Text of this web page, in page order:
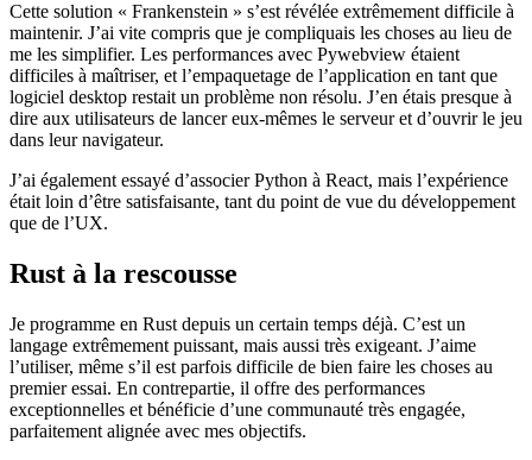
Cette solution « Frankenstein » s’est révélée extrêmement difficile à
maintenir. J’ai vite compris que je compliquais les choses au lieu de
me les simplifier. Les performances avec Pywebview étaient
difficiles à maîtriser, et l’empaquetage de l’application en tant que
logiciel desktop restait un problème non résolu. J’en étais presque à
dire aux utilisateurs de lancer eux-mêmes le serveur et d’ouvrir le jeu
dans leur navigateur.
J’ai également essayé d’associer Python à React, mais l’expérience
était loin d’être satisfaisante, tant du point de vue du développement
que de l’UX.
Rust à la rescousse
Je programme en Rust depuis un certain temps déjà. C’est un
langage extrêmement puissant, mais aussi très exigeant. J’aime
l’utiliser, même s’il est parfois difficile de bien faire les choses au
premier essai. En contrepartie, il offre des performances
exceptionnelles et bénéficie d’une communauté très engagée,
parfaitement alignée avec mes objectifs.